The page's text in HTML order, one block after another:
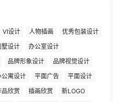
VI设计 人物插画
优秀包装设计
墅设计
办公室设计
品牌形象设计
品牌视觉设计
公寓设计 平面广告
平面设计
欣赏 插画欣赏
新LOGO